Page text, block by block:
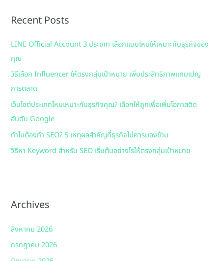
c
f
o
r
:
Recent Posts
LINE Official Account 3 ประเภท เลือกแบบไหนให้เหมาะกับธุรกิจของ
คุณ
วิธีเลือก Influencer ให้ตรงกลุ่มเป้าหมาย เพิ่มประสิทธิภาพแคมเปญ
การตลาด
เว็บไซต์ประเภทไหนเหมาะกับธุรกิจคุณ? เลือกให้ถูกเพื่อเพิ่มโอกาสติด
อันดับ Google
ทำไมต้องทำ SEO? 5 เหตุผลสำคัญที่ธุรกิจไม่ควรมองข้าม
วิธีหา Keyword สำหรับ SEO เริ่มต้นอย่างไรให้ตรงกลุ่มเป้าหมาย
Archives
สิงหาคม 2026
กรกฎาคม 2026